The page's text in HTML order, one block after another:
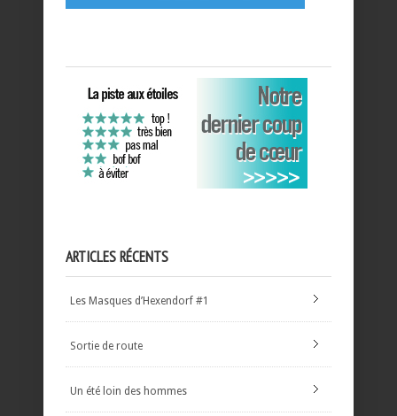
ARTICLES RÉCENTS
Les Masques d’Hexendorf #1
Sortie de route
Un été loin des hommes